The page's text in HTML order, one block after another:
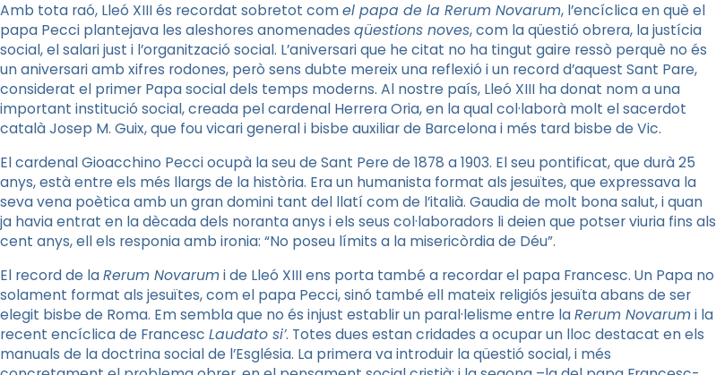
Amb tota raó, Lleó XIII és recordat sobretot comel papa de la Rerum Novarum, l’encíclica en què el
papa Pecci plantejava les aleshores anomenades qüestions noves, com la qüestió obrera, la justícia
social, el salari just i l’organització social. L’aniversari que he citat no ha tingut gaire ressò perquè no és
un aniversari amb xifres rodones, però sens dubte mereix una reflexió i un record d’aquest Sant Pare,
considerat el primer Papa social dels temps moderns. Al nostre país, Lleó XIII ha donat nom a una
important institució social, creada pel cardenal Herrera Oria, en la qual col·laborà molt el sacerdot
català Josep M. Guix, que fou vicari general i bisbe auxiliar de Barcelona i més tard bisbe de Vic.
El cardenal Gioacchino Pecci ocupà la seu de Sant Pere de 1878 a 1903. El seu pontificat, que durà 25
anys, està entre els més llargs de la història. Era un humanista format als jesuïtes, que expressava la
seva vena poètica amb un gran domini tant del llatí com de l’italià. Gaudia de molt bona salut, i quan
ja havia entrat en la dècada dels noranta anys i els seus col·laboradors li deien que potser viuria fins als
cent anys, ell els responia amb ironia: “No poseu límits a la misericòrdia de Déu”.
El record de laRerum Novarumi de Lleó XIII ens porta també a recordar el papa Francesc. Un Papa no
solament format als jesuïtes, com el papa Pecci, sinó també ell mateix religiós jesuïta abans de ser
elegit bisbe de Roma. Em sembla que no és injust establir un paral·lelisme entre laRerum Novarumi la
recent encíclica de Francesc Laudato si’. Totes dues estan cridades a ocupar un lloc destacat en els
manuals de la doctrina social de l’Església. La primera va introduir la qüestió social, i més